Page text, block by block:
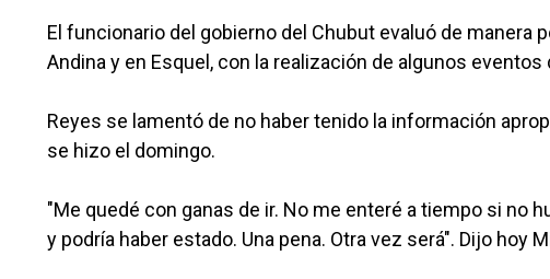
El funcionario del gobierno del Chubut evaluó de
Andina y en Esquel, con la realización de algunos
Reyes se lamentó de no haber tenido la información
se hizo el domingo.
"Me quedé con ganas de ir. No me enteré a tiempo si no
y podría haber estado. Una pena. Otra vez será". Dijo hoy